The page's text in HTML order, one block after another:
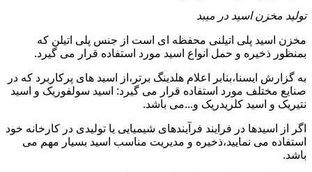
تولید مخزن اسید در میبد
مخزن اسید پلی اتیلنی محفظه ای است از جنس پلی اتیلن که
بمنظور ذخیره و حمل انواع اسید مورد استفاده قرار می گیرد.
به گزارش ایسنا،بنابر اعلام هلدینگ برتر،از اسید های پرکاربرد که در
صنایع مختلف مورد استفاده قرار می گیرد: اسید سولفوریک و اسید
نتیریک و اسید کلریدریک و...می باشد.
اگر از اسیدها در فرایند فرآیندهای شیمیایی یا تولیدی در کارخانه خود
استفاده می نمایید،ذخیره و مدیریت مناسب اسید بسیار مهم می
باشد.